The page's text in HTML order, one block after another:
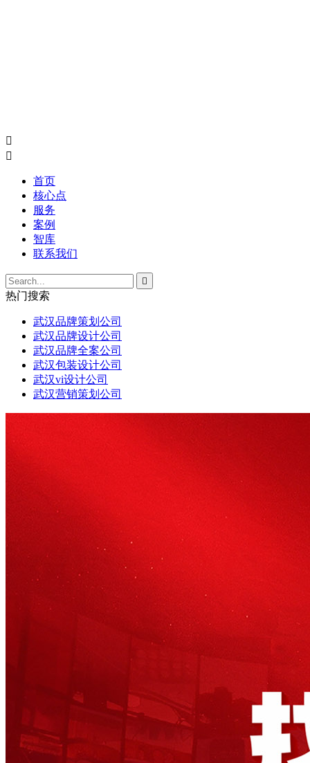


首页
核心点
服务
案例
智库
联系我们

热门搜索
武汉品牌策划公司
武汉品牌设计公司
武汉品牌全案公司
武汉包装设计公司
武汉vi设计公司
武汉营销策划公司